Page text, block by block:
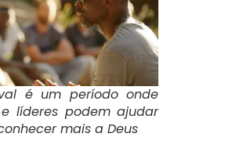
é um período onde
líderes podem ajudar
mais a Deus